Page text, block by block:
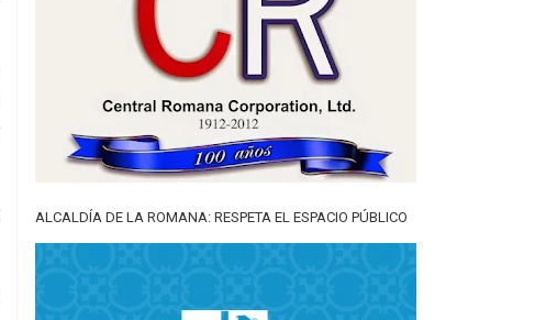
ALCALDÍA DE LA ROMANA: RESPETA EL ESPACIO PÚBLICO